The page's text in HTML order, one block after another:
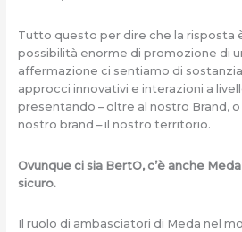
Tutto questo per dire che la risposta
possibilità enorme di promozione di
affermazione ci sentiamo di
approcci innovativi e interazioni a
presentando – oltre al nostro Brand,
nostro brand – il nostro territorio.
Ovunque ci sia BertO, c’è anche
sicuro.
Il ruolo di ambasciatori di Meda nel